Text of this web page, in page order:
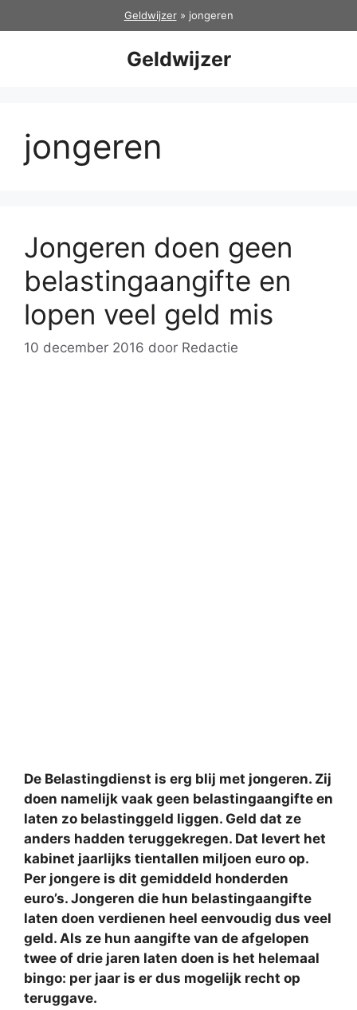
naar
Geldwijzer» jongeren
Geldwijzer
jongeren
Jongeren doen geen
belastingaangifte en
lopen veel geld mis
10 december 2016 door Redactie
De Belastingdienst is erg blij met jongeren. Zij
doen namelijk vaak geen belastingaangifte en
laten zo belastinggeld liggen. Geld dat ze
anders hadden teruggekregen. Dat levert het
kabinet jaarlijks tientallen miljoen euro op.
Per jongere is dit gemiddeld honderden
euro’s. Jongeren die hun belastingaangifte
laten doen verdienen heel eenvoudig dus veel
geld. Als ze hun aangifte van de afgelopen
twee of drie jaren laten doen is het helemaal
bingo: per jaar is er dus mogelijk recht op
teruggave.